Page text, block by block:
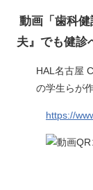
動画「歯科
夫』でも健診
HAL名古屋
の学生らが
https://